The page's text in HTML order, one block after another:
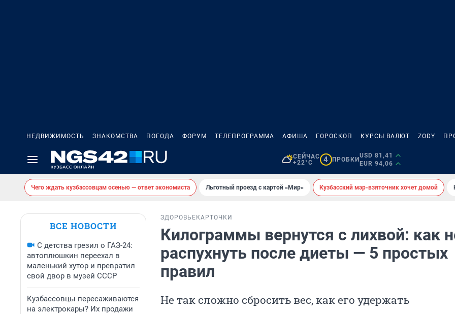
НЕДВИЖИМОСТЬ ЗНАКОМСТВА ПОГОДА ФОРУМ ТЕЛЕПРОГРАММА АФИША ГОРОСКОП КУРСЫ ВАЛЮТ ZODY
СЕЙЧАС
+22°C
4 ПРОБКИ
USD 81,41
EUR 94,06
Чего ждать кузбассовцам осенью — ответ экономиста Льготный проезд с картой «Мир» Кузбасский мэр-взяточник хочет домой
ВСЕ НОВОСТИ
С детства грезил о ГАЗ-24:
автоплюшкин переехал в
маленький хутор и превратил
свой двор в музей СССР
Кузбассовцы пересаживаются
на электрокары? Их продажи
ЗДОРОВЬЕ КАРТОЧКИ
Килограммы вернутся с лихвой: как
распухнуть после диеты — 5 простых
правил
Не так сложно сбросить вес, как его удержать